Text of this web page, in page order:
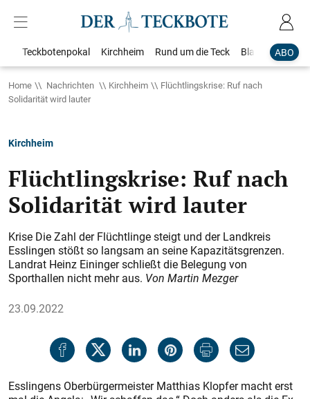
ABO
Teckbotenpokal Kirchheim Rund um die Teck Blaulicht
Home Nachrichten Kirchheim
Flüchtlingskrise: Ruf nach
Solidarität wird lauter
Kirchheim
Flüchtlingskrise: Ruf nach
Solidarität wird lauter
Krise Die Zahl der Flüchtlinge steigt und der Landkreis
Esslingen stößt so langsam an seine Kapazitätsgrenzen.
Landrat Heinz Eininger schließt die Belegung von
Sporthallen nicht mehr aus. Von Martin Mezger
23.09.2022
Esslingens Oberbürgermeister Matthias Klopfer macht erst